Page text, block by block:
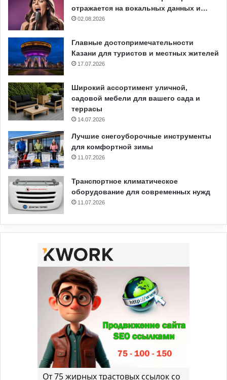
отражается на вокальных данных и…
02.08.2026
Главные достопримечательности
Казани для туристов и местных жителей
17.07.2026
Широкий ассортимент уличной,
садовой мебели для вашего сада и
террасы
14.07.2026
Лучшие снегоуборочные инструменты
для комфортной зимы
11.07.2026
Транспортное климатическое
оборудование для современных нужд
11.07.2026